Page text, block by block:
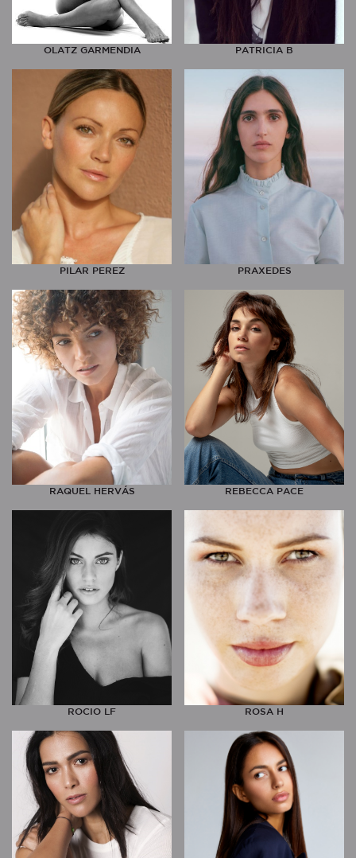
OLATZ GARMENDIA PATRICIA B
PILAR PEREZ PRAXEDES
RAQUEL HERVÁS REBECCA PACE
ROCIO LF ROSA H